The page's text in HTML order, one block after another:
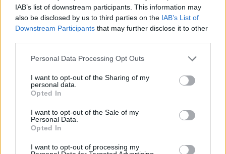
IAB’s list of downstream participants. This information may
also be disclosed by us to third parties on the IAB’s List of
Downstream Participants that may further disclose it to other
Personal Data Processing Opt Outs
I want to opt-out of the Sharing of my
personal data.
Opted In
I want to opt-out of the Sale of my
Personal Data.
Opted In
I want to opt-out of processing my
Esim for USA|Esim for Italy|Esim for Spain | Esim